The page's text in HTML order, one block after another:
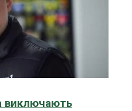
виключають